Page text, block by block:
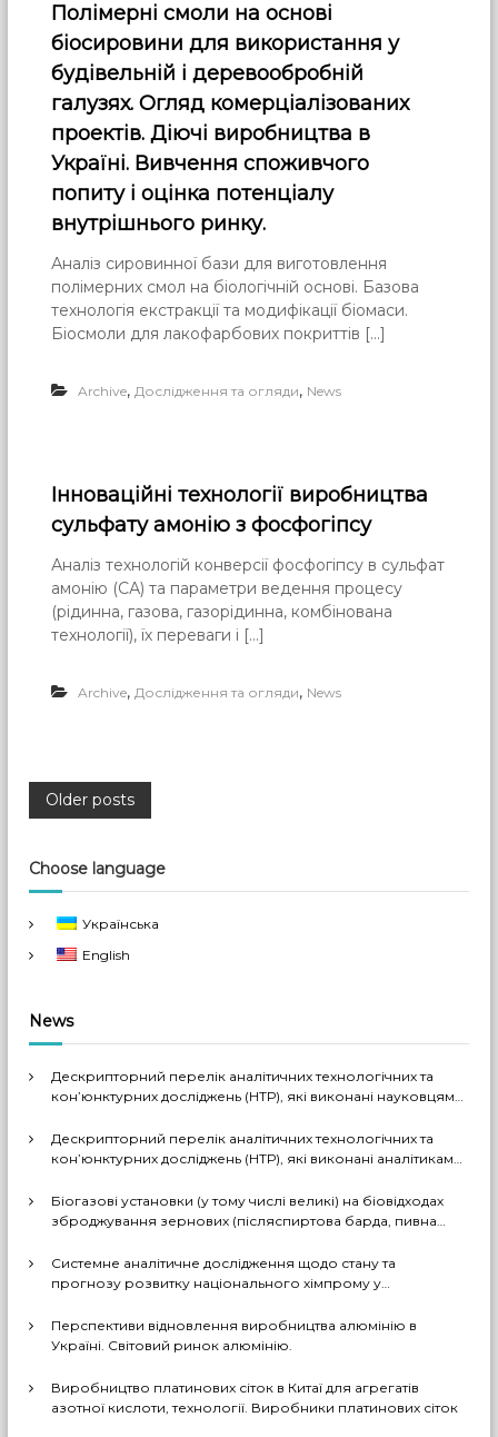
Полімерні смоли на основі
біосировини для використання у
будівельній і деревообробній
галузях. Огляд комерціалізованих
проектів. Діючі виробництва в
Україні. Вивчення споживчого
попиту і оцінка потенціалу
внутрішнього ринку.
Аналіз сировинної бази для виготовлення
полімерних смол на біологічній основі. Базова
технологія екстракції та модифікації біомаси.
Біосмоли для лакофарбових покриттів […]
Archive,Дослідження та огляди, News
Інноваційні технології виробництва
сульфату амонію з фосфогіпсу
Аналіз технологій конверсії фосфогіпсу в сульфат
амонію (СА) та параметри ведення процесу
(рідинна, газова, газорідинна, комбінована
технології), їх переваги і […]
Archive,Дослідження та огляди, News
P
o
s
t
s
n
v
i
g
Older posts
Choose language
Українська
English
News
Дескрипторний перелік аналітичних технологічних та
кон’юнктурних досліджень (НТР), які виконані науковцями
Дескрипторний перелік аналітичних технологічних та
кон’юнктурних досліджень (НТР), які виконані аналітиками
Біогазові установки (у тому числі великі) на біовідходах
зброджування зернових (післяспиртова барда, пивна
рішення, комерціалізовані технології, комбіновані схеми
з отриманням проміжних і товарних продуктів (очищений
добрива тощо). Перспективи комерційного
впровадження цих технологій в Україні
Системне аналітичне дослідження щодо стану та
прогнозу розвитку національного хімпрому у
декількома можливими сценаріями
Перспективи відновлення виробництва алюмінію в
Україні. Світовий ринок алюмінію.
Виробництво платинових сіток в Китаї для агрегатів
азотної кислоти, технології. Виробники платинових сіток